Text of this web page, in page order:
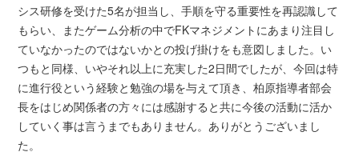
シス研修を受けた5名が担当し、手順を守る重要性を再認識して
もらい、またゲーム分析の中でFKマネジメントにあまり注目し
ていなかったのではないかとの投げ掛けをも意図しました。い
つもと同様、いやそれ以上に充実した2日間でしたが、今回は特
に進行役という経験と勉強の場を与えて頂き、柏原指導者部会
長をはじめ関係者の方々には感謝すると共に今後の活動に活か
していく事は言うまでもありません。ありがとうございまし
た。